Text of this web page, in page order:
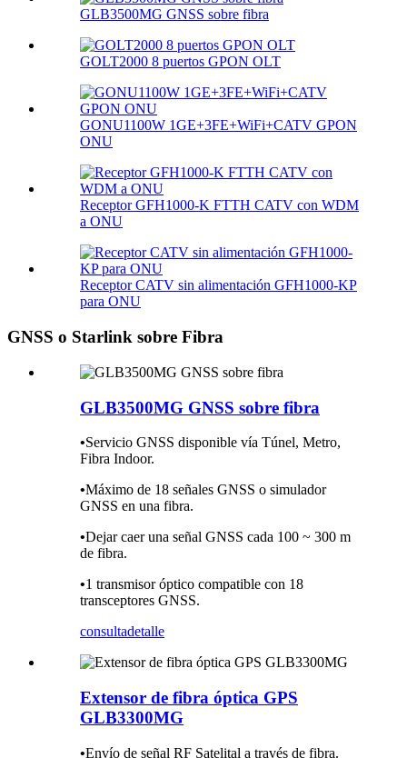
GLB3500MG GNSS sobre fibra
GOLT2000 8 puertos GPON OLT
GONU1100W 1GE+3FE+WiFi+CATV GPON
ONU
Receptor GFH1000-K FTTH CATV con WDM
a ONU
Receptor CATV sin alimentación GFH1000-KP
para ONU
GNSS o Starlink sobre Fibra
GLB3500MG GNSS sobre fibra
•Servicio GNSS disponible vía Túnel, Metro,
Fibra Indoor.
•Máximo de 18 señales GNSS o simulador
GNSS en una fibra.
•Dejar caer una señal GNSS cada 100 ~ 300 m
de fibra.
•1 transmisor óptico compatible con 18
transceptores GNSS.
consultadetalle
Extensor de fibra óptica GPS
GLB3300MG
•Envío de señal RF Satelital a través de fibra.